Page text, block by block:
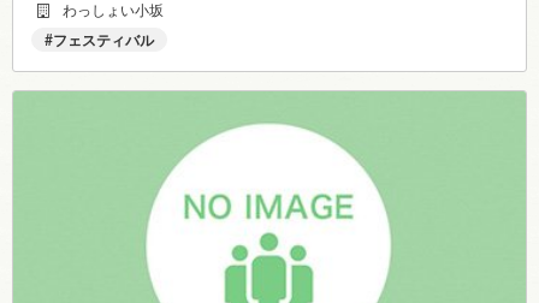
わっしょい小坂
フェスティバル